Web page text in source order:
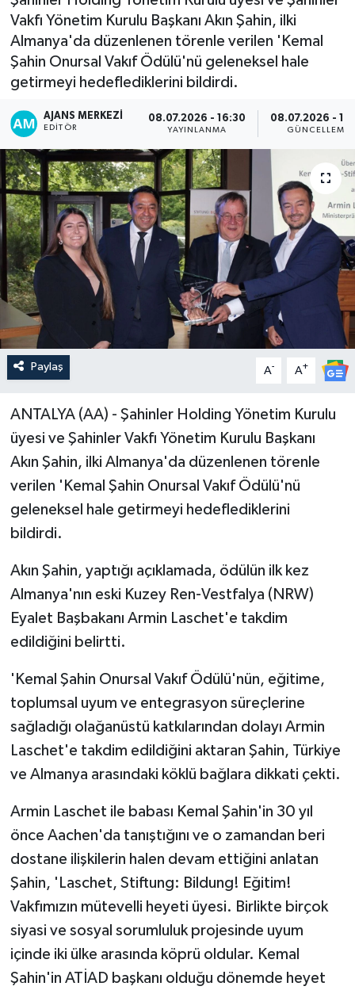
Vakfı Yönetim Kurulu Başkanı Akın Şahin, ilki
Almanya'da düzenlenen törenle verilen 'Kemal
Şahin Onursal Vakıf Ödülü'nü geleneksel hale
getirmeyi hedeflediklerini bildirdi.
AJANS MERKEZI
EDITÖR
08.07.2026 - 16:30
YAYINLANMA
08.07.2026 -
GÜNCELLEME
Paylaş A- A+
ANTALYA (AA) - Şahinler Holding Yönetim Kurulu
üyesi ve Şahinler Vakfı Yönetim Kurulu Başkanı
Akın Şahin, ilki Almanya'da düzenlenen törenle
verilen 'Kemal Şahin Onursal Vakıf Ödülü'nü
geleneksel hale getirmeyi hedeflediklerini
bildirdi.
Akın Şahin, yaptığı açıklamada, ödülün ilk kez
Almanya'nın eski Kuzey Ren-Vestfalya (NRW)
Eyalet Başbakanı Armin Laschet'e takdim
edildiğini belirtti.
'Kemal Şahin Onursal Vakıf Ödülü'nün, eğitime,
toplumsal uyum ve entegrasyon süreçlerine
sağladığı olağanüstü katkılarından dolayı Armin
Laschet'e takdim edildiğini aktaran Şahin, Türkiye
ve Almanya arasındaki köklü bağlara dikkati çekti.
Armin Laschet ile babası Kemal Şahin'in 30 yıl
önce Aachen'da tanıştığını ve o zamandan beri
dostane ilişkilerin halen devam ettiğini anlatan
Şahin, 'Laschet, Stiftung: Bildung! Eğitim!
Vakfımızın mütevelli heyeti üyesi. Birlikte birçok
siyasi ve sosyal sorumluluk projesinde uyum
içinde iki ülke arasında köprü oldular. Kemal
Şahin'in ATİAD başkanı olduğu dönemde heyet